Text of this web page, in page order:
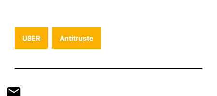
UBER Antitruste